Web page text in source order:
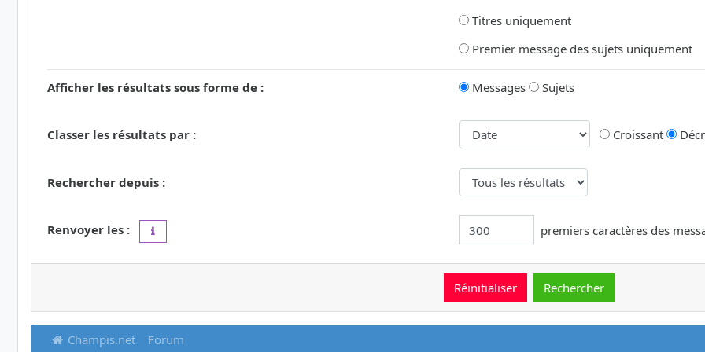
Titres uniquement
Premier message des sujets uniquement
Afficher les résultats sous forme de : Messages Sujets
Classer les résultats par : Croissant
Rechercher depuis :
Renvoyer les : premiers caractères des
Champis.net Forum